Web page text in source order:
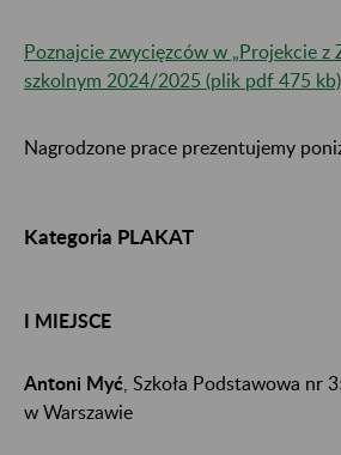
Poznajcie zwycięzców w „Projekcie z
szkolnym 2024/2025 (plik pdf 475 kb)
Nagrodzone prace prezentujemy
Kategoria PLAKAT
I MIEJSCE
Antoni Myć , Szkoła Podstawowa nr
w Warszawie